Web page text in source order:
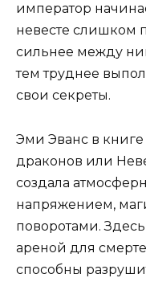
император
невесте слишком
сильнее между
тем труднее
свои секреты.
Эми Эванс в
драконов или
создала
напряжением,
поворотами. Здесь
ареной для
способны